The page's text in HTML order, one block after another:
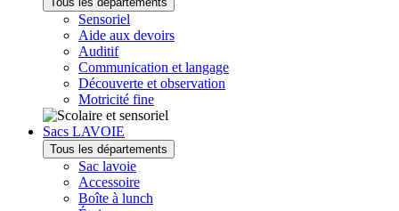
Sensoriel
Aide aux devoirs
Auditif
Communication et langage
Découverte et observation
Motricité fine
Sacs LAVOIE
Tous les départements
Sac lavoie
Accessoire
Boîte à lunch